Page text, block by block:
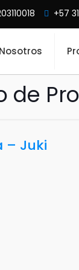
+57
Nosotros
de
– Juki